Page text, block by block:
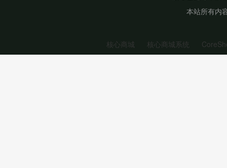
本站所有内
核心商城 核心商城系统